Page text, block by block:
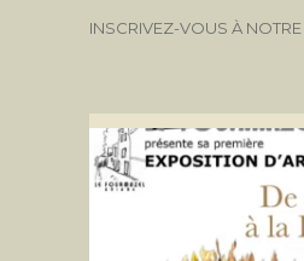
INSCRIVEZ-VOUS À NOTRE